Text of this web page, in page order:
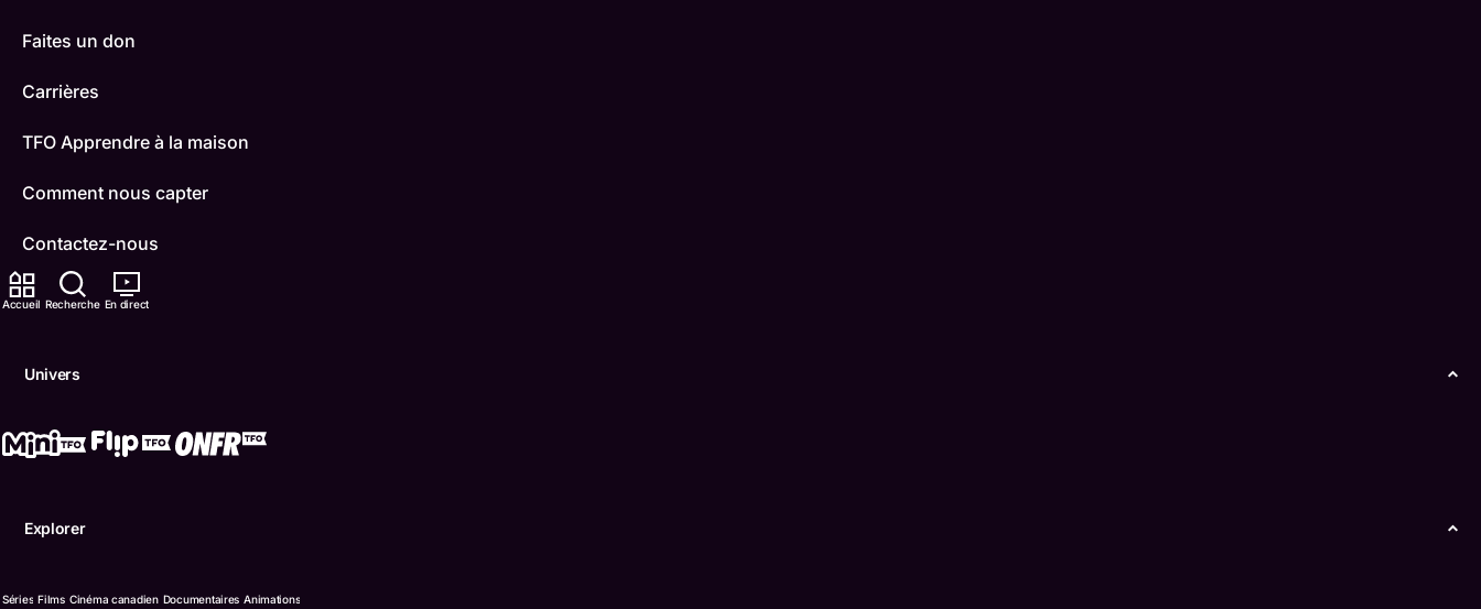
Accueil Recherche En direct
Univers
Explorer
Séries Films Cinéma canadien Documentaires Animations
Faites un don
Carrières
TFO Apprendre à la maison
Comment nous capter
Contactez-nous
ONFR
Conditions d'utilisation
© Office des télécommunications éducatives de langue française de l’Ontario (TFO) - 2026